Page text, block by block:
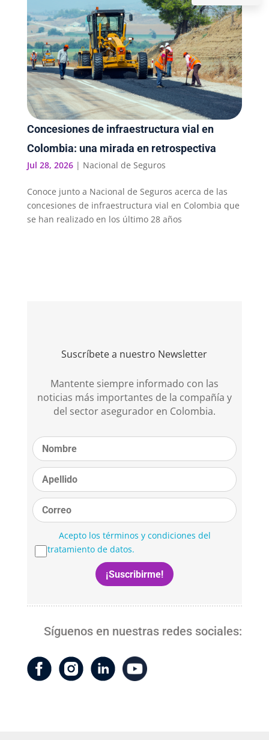
Concesiones de infraestructura vial en
Colombia: una mirada en retrospectiva
Jul 28, 2026| Nacional de Seguros
Conoce junto a Nacional de Seguros acerca de las
concesiones de infraestructura vial en Colombia que
se han realizado en los último 28 años
Suscríbete a nuestro Newsletter
Mantente siempre informado con las
noticias más importantes de la compañía y
del sector asegurador en Colombia.
Acepto los términos y condiciones del
tratamiento de datos.
Síguenos en nuestras redes sociales: